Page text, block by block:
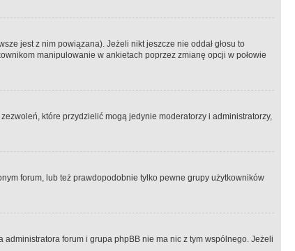
jest z nim powiązana). Jeżeli nikt jeszcze nie oddał głosu to
manipulowanie w ankietach poprzez zmianę opcji w połowie
które przydzielić mogą jedynie moderatorzy i administratorzy,
forum, lub też prawdopodobnie tylko pewne grupy użytkowników
forum i grupa phpBB nie ma nic z tym wspólnego. Jeżeli